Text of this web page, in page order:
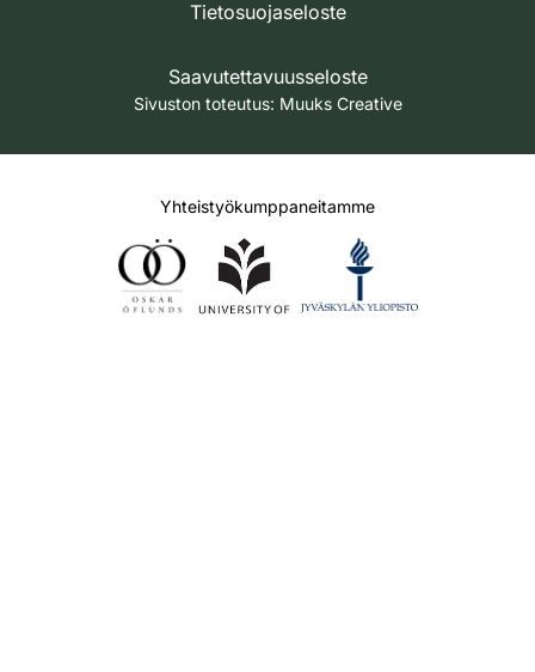
Tietosuojaseloste
Saavutettavuusseloste
Sivuston toteutus: Muuks Creative
Yhteistyökumppaneitamme